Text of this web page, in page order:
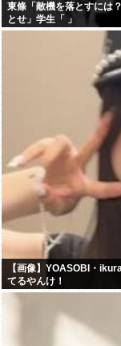
東條「敵機を落とすには
とせ」学生「 」
【画像】YOASOBI・
てるやんけ！